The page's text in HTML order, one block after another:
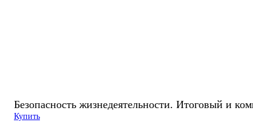
Безопасность жизнедеятельности. Итоговый и
Купить